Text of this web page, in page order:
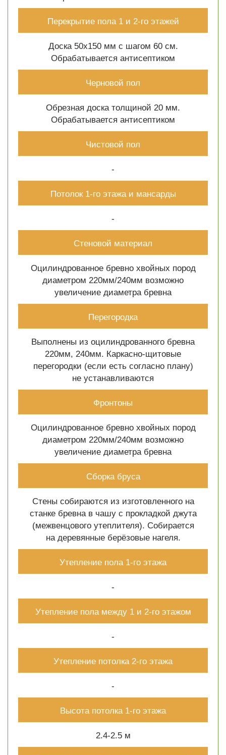
Перекрытие пола 1 и 2-го этажей
Доска 50х150 мм с шагом 60 см.
Обрабатывается антисептиком
Черновой пол
Обрезная доска толщиной 20 мм.
Обрабатывается антисептиком
Чистовой пол
-
Потолок 1-го этажа и мансарды
-
Стеновой материал
Оцилиндрованное бревно хвойных пород
диаметром 220мм/240мм возможно
увеличение диаметра бревна
Перегородка
Выполнены из оцилиндрованного бревна
220мм, 240мм. Каркасно-щитовые
перегородки (если есть согласно плану)
не устанавливаются
Фронтоны
Оцилиндрованное бревно хвойных пород
диаметром 220мм/240мм возможно
увеличение диаметра бревна
Сборка бруса
Стены собираются из изготовленного на
станке бревна в чашу с прокладкой джута
(межвенцового утеплителя). Собирается
на деревянные берёзовые нагеля.
Утепление пола 1-го этажа
-
Утепление пола между 1 и 2-го этажом
-
Утепление потолка 2-го этажа
-
Высота потолка 1-го этажа
2.4-2.5 м